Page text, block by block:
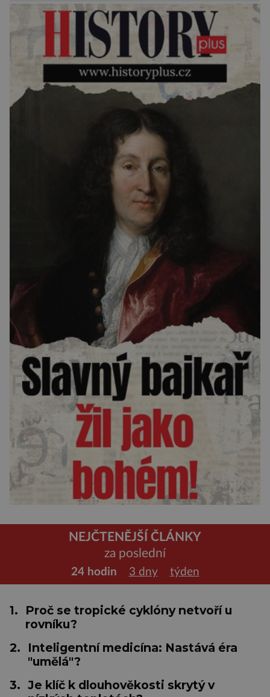
NEJČTENĚJŠÍ ČLÁNKY
za poslední
24 hodin 3 dny týden
1.
Proč se tropické cyklóny netvoří u
rovníku?
2.
Inteligentní medicína: Nastává éra
"umělá"?
3. Je klíč k dlouhověkosti skrytý v